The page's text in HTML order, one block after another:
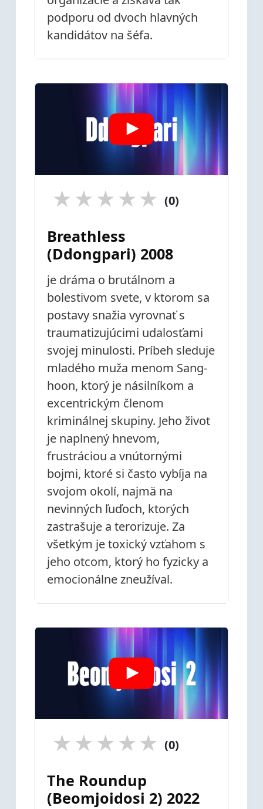
podporu od dvoch hlavných
kandidátov na šéfa.
★
★
★
★
★ (0)
Breathless
(Ddongpari) 2008
je dráma o brutálnom a
bolestivom svete, v ktorom sa
postavy snažia vyrovnať s
traumatizujúcimi udalosťami
svojej minulosti. Príbeh sleduje
mladého muža menom Sang-
hoon, ktorý je násilníkom a
excentrickým členom
kriminálnej skupiny. Jeho život
je naplnený hnevom,
frustráciou a vnútornými
bojmi, ktoré si často vybíja na
svojom okolí, najmä na
nevinných ľuďoch, ktorých
zastrašuje a terorizuje. Za
všetkým je toxický vzťahom s
jeho otcom, ktorý ho fyzicky a
emocionálne zneužíval.
★
★
★
★
★ (0)
The Roundup
(Beomjoidosi 2) 2022